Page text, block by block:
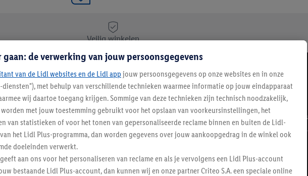
Veilig winkelen
Lidl Nieuwsbrief
Schrijf je in
Informatie Awards
de verwerking van jouw persoonsgegevens
van de Lidl websites en de Lidl app jouw persoonsgegevens op onze websites en in onze
met behulp van verschillende technieken waarmee informatie op jouw eindapparaat
wij daartoe toegang krijgen. Sommige van deze technieken zijn technisch noodzakelijk,
met jouw toestemming gebruikt voor het opslaan van voorkeursinstellingen, het
van statistieken of voor het tonen van gepersonaliseerde reclame binnen en buiten de Lidl-
het Lidl Plus-programma, dan worden gegevens over jouw aankoopgedrag in de winkel ook
doeleinden verwerkt.
aan ons voor het personaliseren van reclame en als je vervolgens een Lidl Plus-account
bestaande Lidl Plus-account, dan kunnen wij en onze partner Criteo S.A. een speciale online